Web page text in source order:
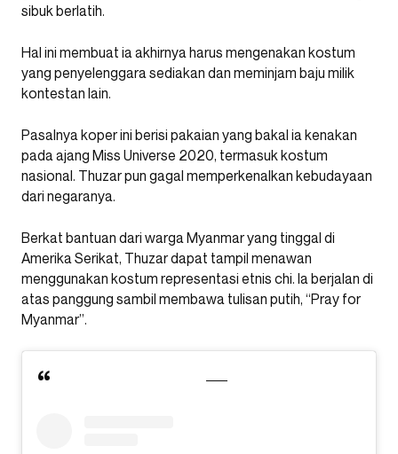
sibuk berlatih.
Hal ini membuat ia akhirnya harus mengenakan kostum
yang penyelenggara sediakan dan meminjam baju milik
kontestan lain.
Pasalnya koper ini berisi pakaian yang bakal ia kenakan
pada ajang Miss Universe 2020, termasuk kostum
nasional. Thuzar pun gagal memperkenalkan kebudayaan
dari negaranya.
Berkat bantuan dari warga Myanmar yang tinggal di
Amerika Serikat, Thuzar dapat tampil menawan
menggunakan kostum representasi etnis chi. Ia berjalan di
atas panggung sambil membawa tulisan putih, “Pray for
Myanmar”.